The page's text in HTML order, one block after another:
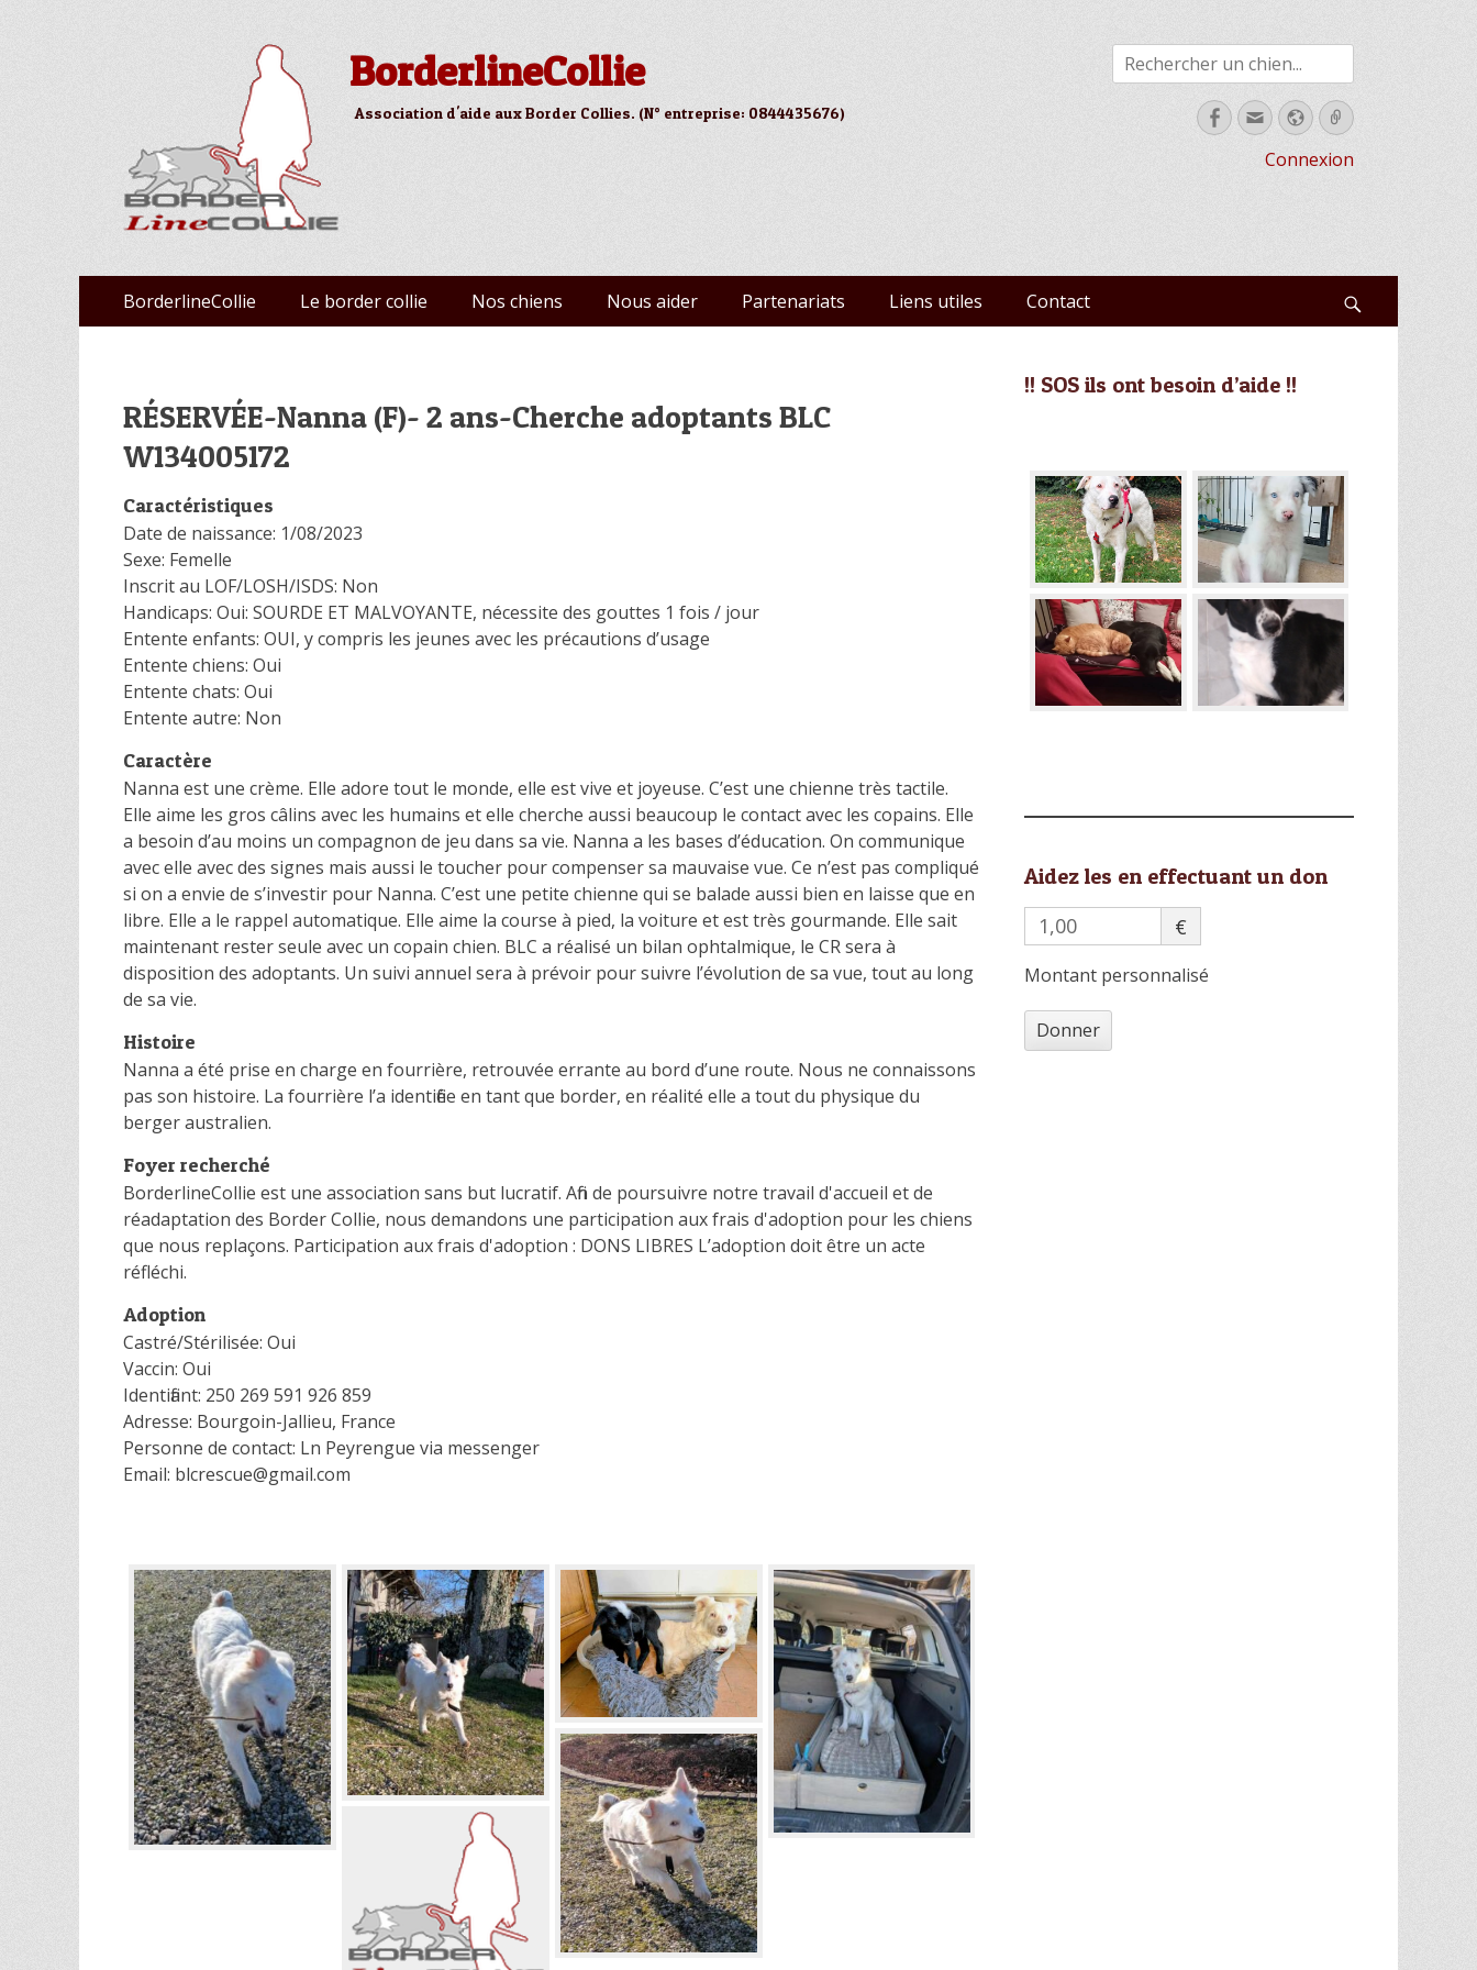
BorderlineCollie
Association d'aide aux Border Collies. (N° entreprise: 0844435676)
Rechercher
Facebook
EmailSite
web
Link
Connexion
Premier menu
BorderlineCollie Le border collie Nos chiens Nous aider Partenariats Liens utiles Contact
RÉSERVÉE-Nanna (F)- 2 ans-Cherche adoptants BLC
W134005172
Caractéristiques
Date de naissance: 1/08/2023
Sexe: Femelle
Inscrit au LOF/LOSH/ISDS: Non
Handicaps: Oui: SOURDE ET MALVOYANTE, nécessite des gouttes 1 fois / jour
Entente enfants: OUI, y compris les jeunes avec les précautions d’usage
Entente chiens: Oui
Entente chats: Oui
Entente autre: Non
Caractère
Nanna est une crème. Elle adore tout le monde, elle est vive et joyeuse. C’est une chienne très tactile.
Elle aime les gros câlins avec les humains et elle cherche aussi beaucoup le contact avec les copains. Elle
a besoin d’au moins un compagnon de jeu dans sa vie. Nanna a les bases d’éducation. On communique
avec elle avec des signes mais aussi le toucher pour compenser sa mauvaise vue. Ce n’est pas compliqué
si on a envie de s’investir pour Nanna. C’est une petite chienne qui se balade aussi bien en laisse que en
libre. Elle a le rappel automatique. Elle aime la course à pied, la voiture et est très gourmande. Elle sait
maintenant rester seule avec un copain chien. BLC a réalisé un bilan ophtalmique, le CR sera à
disposition des adoptants. Un suivi annuel sera à prévoir pour suivre l’évolution de sa vue, tout au long
de sa vie.
Histoire
Nanna a été prise en charge en fourrière, retrouvée errante au bord d’une route. Nous ne connaissons
pas son histoire. La fourrière l’a identifiée en tant que border, en réalité elle a tout du physique du
berger australien.
Foyer recherché
BorderlineCollie est une association sans but lucratif. Afin de poursuivre notre travail d'accueil et de
réadaptation des Border Collie, nous demandons une participation aux frais d'adoption pour les chiens
que nous replaçons. Participation aux frais d'adoption : DONS LIBRES L’adoption doit être un acte
réfléchi.
Adoption
Castré/Stérilisée: Oui
Vaccin: Oui
Identifiant: 250 269 591 926 859
Adresse: Bourgoin-Jallieu, France
Personne de contact: Ln Peyrengue via messenger
Email: blcrescue@gmail.com
!! SOS ils ont besoin d’aide !!
Aidez les en effectuant un don
€
Montant personnalisé
Donner